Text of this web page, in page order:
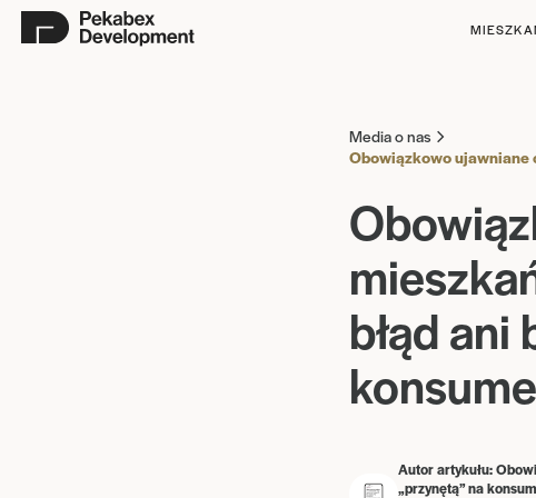
Media o nas
Obowiązkowo ujawniane
błąd ani
Autor artykułu:
„przynętą” na